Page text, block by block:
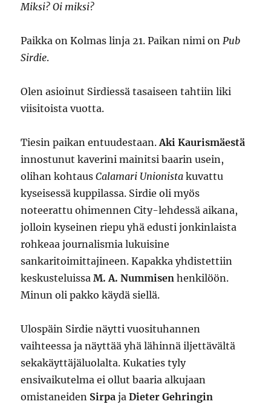
Miksi? Oi miksi?
Paikka on Kolmas linja 21. Paikan nimi onPub
Sirdie.
Olen asioinut Sirdiessä tasaiseen tahtiin liki
viisitoista vuotta.
Tiesin paikan entuudestaan.Aki Kaurismäestä
innostunut kaverini mainitsi baarin usein,
olihan kohtausCalamari Unionista kuvattu
kyseisessä kuppilassa. Sirdie oli myös
noteerattu ohimennen City-lehdessä aikana,
jolloin kyseinen riepu yhä edusti jonkinlaista
rohkeaa journalismia lukuisine
sankaritoimittajineen. Kapakka yhdistettiin
keskusteluissaM. A. Nummisen henkilöön.
Minun oli pakko käydä siellä.
Ulospäin Sirdie näytti vuosituhannen
vaihteessa ja näyttää yhä lähinnä iljettävältä
sekakäyttäjäluolalta. Kukaties tyly
ensivaikutelma ei ollut baaria alkujaan
omistaneiden Sirpa jaDieter Gehringin